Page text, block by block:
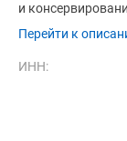
и
Перейти к
ИНН: